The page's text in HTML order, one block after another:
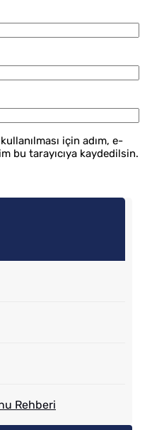
için adım, e-
bu tarayıcıya kaydedilsin.
Rehberi